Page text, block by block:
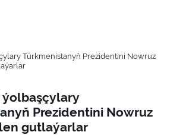
Türkmenistanyň Prezidentini Nowruz
ýolbaşçylary
Prezidentini Nowruz
gutlaýarlar